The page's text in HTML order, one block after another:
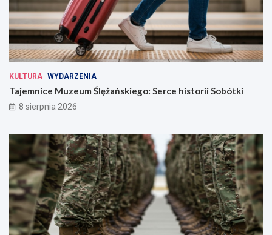
KULTURA WYDARZENIA
Tajemnice Muzeum Ślężańskiego: Serce historii Sobótki
8 sierpnia 2026